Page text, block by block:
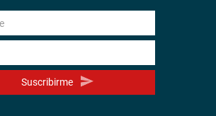
Suscribirme